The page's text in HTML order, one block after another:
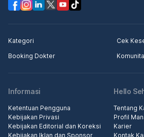
Kategori
Cek
Booking Dokter
Informasi
Ketentuan Pengguna
Kebijakan Privasi
Kebijakan Editorial dan Koreksi
Kebijakan Iklan dan Sponsor
Hello
Tentang
Profil
Karier
Kontak